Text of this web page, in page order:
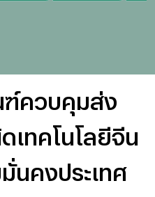
ฑ์ควบคุมส่ง
เทคโนโลยีจีน
นคงประเทศ